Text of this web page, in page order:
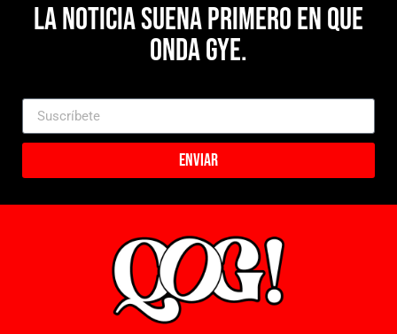
La noticia suena primero en Que
Onda Gye.
Enviar